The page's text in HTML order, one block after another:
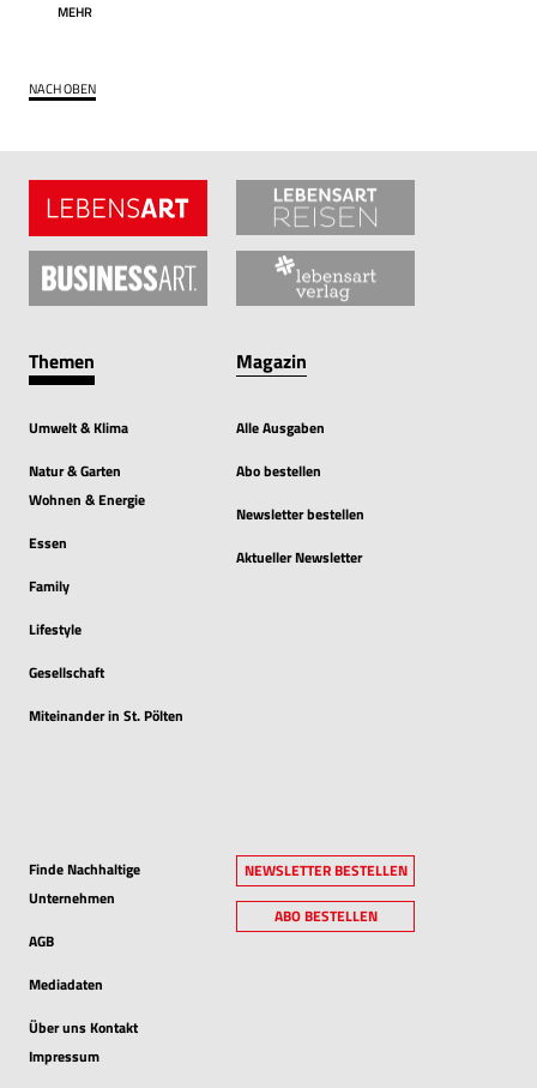
MEHR
NACH OBEN
Themen
Umwelt & Klima
Natur & Garten
Wohnen & Energie
Essen
Family
Lifestyle
Gesellschaft
Miteinander in St. Pölten
Magazin
Alle Ausgaben
Abo bestellen
Newsletter bestellen
Aktueller Newsletter
Finde Nachhaltige
Unternehmen
AGB
Mediadaten
Über uns Kontakt
Impressum
NEWSLETTER BESTELLEN
ABO BESTELLEN